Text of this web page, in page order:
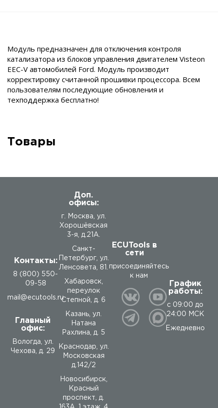
Модуль предназначен для отключения контроля
катализатора из блоков управления двигателем Visteon
EEC-V автомобилей Ford. Модуль производит
корректировку считанной прошивки процессора. Всем
пользователям последующие обновления и
техподдержка бесплатно!
Товары
Контакты:
8 (800) 550-
09-58
mail@ecutools.ru
Главный
офис:
Вологда, ул.
Чехова, д. 29
Доп.
офисы:
г. Москва, ул.
Хорошёвская
3-я, д.21А.
Санкт-
Петербург, ул.
Ленсовета, 81.
Хабаровск,
переулок
Степной, д. 6
Казань, ул.
Натана
Рахлина, д. 5
Краснодар, ул.
Московская
д.142/2
Новосибирск,
Красный
проспект, д.
ECUTools в
сети
присоединяйтесь
к нам
График
работы:
с 09:00 до
24:00 МСК
Ежедневно